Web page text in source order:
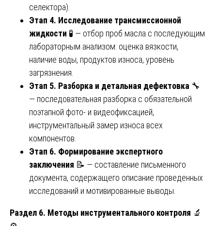
селектора).
Этап 4. Исследование трансмиссионной
жидкости 🧪 — отбор проб масла с последующим
лабораторным анализом: оценка вязкости,
наличие воды, продуктов износа, уровень
загрязнения.
Этап 5. Разборка и детальная дефектовка 🔧
— последовательная разборка с обязательной
поэтапной фото- и видеофиксацией,
инструментальный замер износа всех
компонентов.
Этап 6. Формирование экспертного
заключения 📝 — составление письменного
документа, содержащего описание проведенных
исследований и мотивированные выводы.
Раздел 6. Методы инструментального контроля 🔬